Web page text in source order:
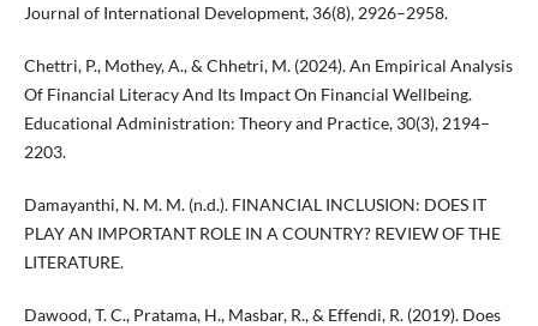
Journal of International Development, 36(8), 2926–2958.
Chettri, P., Mothey, A., & Chhetri, M. (2024). An Empirical Analysis
Of Financial Literacy And Its Impact On Financial Wellbeing.
Educational Administration: Theory and Practice, 30(3), 2194–
2203.
Damayanthi, N. M. M. (n.d.). FINANCIAL INCLUSION: DOES IT
PLAY AN IMPORTANT ROLE IN A COUNTRY? REVIEW OF THE
LITERATURE.
Dawood, T. C., Pratama, H., Masbar, R., & Effendi, R. (2019). Does